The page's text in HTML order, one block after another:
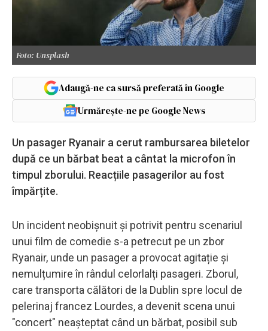
Foto: Unsplash
Adaugă-ne ca sursă preferată în Google
Urmărește-ne pe Google News
Un pasager Ryanair a cerut rambursarea biletelor
după ce un bărbat beat a cântat la microfon în
timpul zborului. Reacțiile pasagerilor au fost
împărțite.
Un incident neobișnuit și potrivit pentru scenariul
unui film de comedie s-a petrecut pe un zbor
Ryanair, unde un pasager a provocat agitație și
nemulțumire în rândul celorlalți pasageri. Zborul,
care transporta călători de la Dublin spre locul de
pelerinaj francez Lourdes, a devenit scena unui
"concert" neașteptat când un bărbat, posibil sub